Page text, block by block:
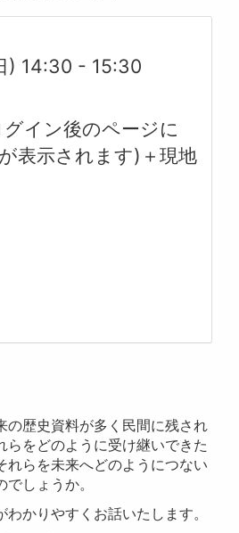
) 14:30 - 15:30
イン後のページに
表示されます)＋現地
の歴史資料が多く民間に残され
らをどのように受け継いできた
れらを未来へどのようにつない
しょうか。
かりやすくお話いたします。